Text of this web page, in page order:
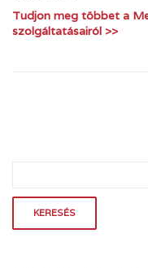
Tudjon meg többet a
szolgáltatásairól >>